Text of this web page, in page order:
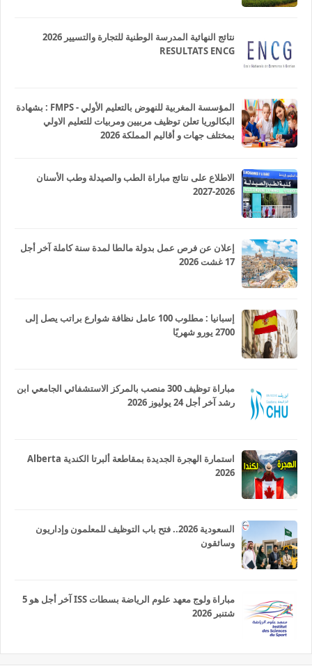
نتائج النهائية المدرسة الوطنية للتجارة والتسيير 2026
RESULTATS ENCG
المؤسسة المغربية للنهوض بالتعليم الأولي - FMPS : بشهادة
البكالوريا تعلن توظيف مربيين ومربيات للتعليم الاولي
بمختلف جهات و أقاليم المملكة 2026
الاطلاع على نتائج مباراة الطب والصيدلة وطب الأسنان
2026-2027
إعلان عن فرص عمل بدولة مالطا لمدة سنة كاملة آخر أجل
17 غشت 2026
إسبانيا : مطلوب 100 عامل نظافة شوارع براتب يصل إلى
2700 يورو شهريًا
مباراة توظيف 300 منصب بالمركز الاستشفائي الجامعي ابن
رشد آخر أجل 24 يوليوز 2026
استمارة الهجرة الجديدة بمقاطعة ألبرتا الكندية Alberta
2026
السعودية 2026.. فتح باب التوظيف للمعلمون وإداريون
وسائقون
مباراة ولوج معهد علوم الرياضة بسطات ISS آخر أجل هو 5
شتنبر 2026